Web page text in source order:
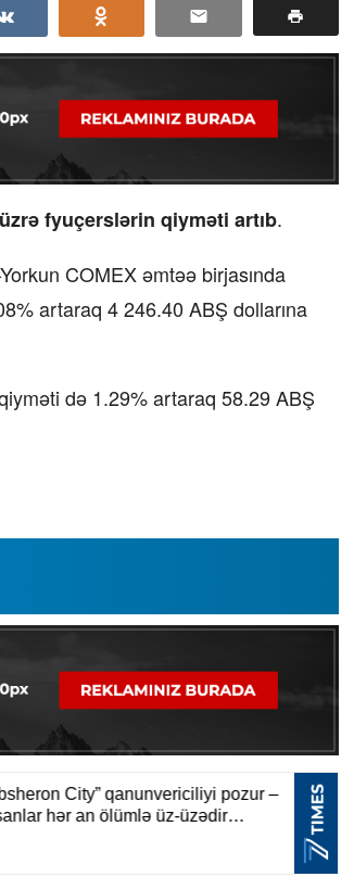
fyuçerslərin qiyməti artıb.
COMEX əmtəə birjasında
artaraq 4 246.40 ABŞ dollarına
də 1.29% artaraq 58.29 ABŞ